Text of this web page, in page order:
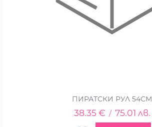
ПИРАТСКИ РУЛ 54СМ
38.35 € / 75.01 лв.